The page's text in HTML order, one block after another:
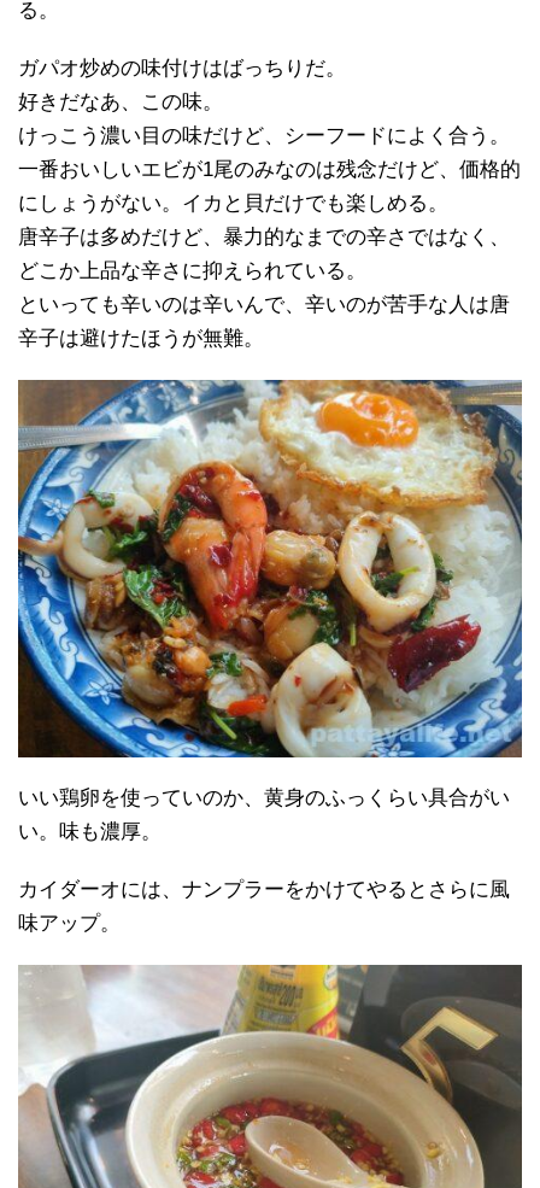
る。
ガパオ炒めの味付けはばっちりだ。
好きだなあ、この味。
けっこう濃い目の味だけど、シーフードによく合う。
一番おいしいエビが1尾のみなのは残念だけど、価格的
にしょうがない。イカと貝だけでも楽しめる。
唐辛子は多めだけど、暴力的なまでの辛さではなく、
どこか上品な辛さに抑えられている。
といっても辛いのは辛いんで、辛いのが苦手な人は唐
辛子は避けたほうが無難。
いい鶏卵を使っていのか、黄身のふっくらい具合がい
い。味も濃厚。
カイダーオには、ナンプラーをかけてやるとさらに風
味アップ。